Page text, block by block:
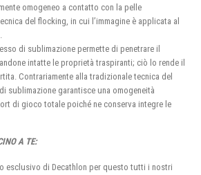
omogeneo a contatto con la pelle
del flocking, in cui l’immagine è applicata al
di sublimazione permette di penetrare il
intatte le proprietà traspiranti; ciò lo rende il
Contrariamente alla tradizionale tecnica del
sublimazione garantisce una omogeneità
di gioco totale poiché ne conserva integre le
A TE:
esclusivo di Decathlon per questo tutti i nostri